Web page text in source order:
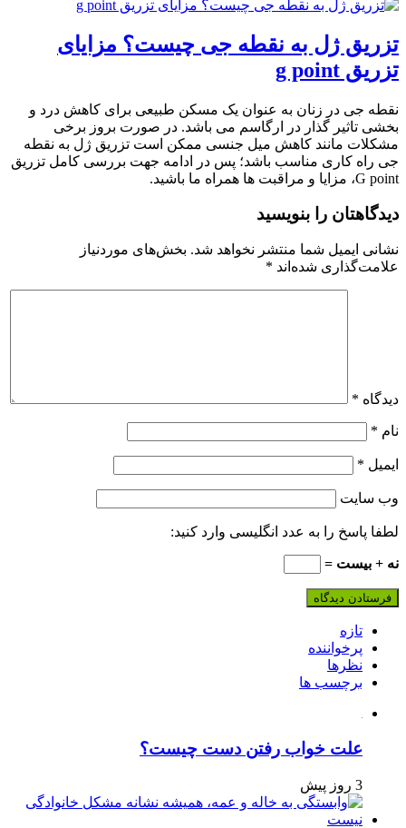
تزریق ژل به نقطه جی چیست؟ مزایای
تزریق g point
نقطه جی در زنان به عنوان یک مسکن طبیعی برای کاهش درد و
بخشی تاثیر گذار در ارگاسم می باشد. در صورت بروز برخی
مشکلات مانند کاهش میل جنسی ممکن است تزریق ژل به نقطه
جی راه کاری مناسب باشد؛ پس در ادامه جهت بررسی کامل تزریق
G point، مزایا و مراقبت ها همراه ما باشید.
دیدگاهتان را بنویسید
نشانی ایمیل شما منتشر نخواهد شد. بخش‌های موردنیاز
علامت‌گذاری شده‌اند *
دیدگاه *
نام *
ایمیل *
وب‌ سایت
لطفا پاسخ را به عدد انگلیسی وارد کنید:
نه + بیست =
تازه
پرخواننده
نظرها
برچسب ها
علت خواب رفتن دست چیست؟
3 روز پیش